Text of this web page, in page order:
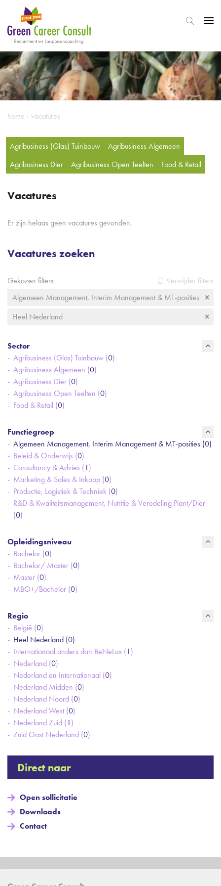
home › vacatures
Agribusiness (Glas) Tuinbouw
Agribusiness Algemeen
Agribusiness Dier
Agribusiness Open Teelten Food & Retail
Vacatures
Er zijn helaas geen vacatures gevonden.
Vacatures zoeken
Gekozen filters
Verwijder filters
Algemeen Management, Interim Management & MT-posities
Heel Nederland
Sector
Agribusiness (Glas) Tuinbouw (0)
Agribusiness Algemeen (0)
Agribusiness Dier (0)
Agribusiness Open Teelten (0)
Food & Retail (0)
Functiegroep
Algemeen Management, Interim Management & MT-posities (0)
Beleid & Onderwijs (0)
Consultancy & Advies (1)
Marketing & Sales & Inkoop (0)
Productie, Logistiek & Techniek (0)
R&D & Kwaliteitsmanagement, Nutritie & Veredeling Plant/Dier
(0)
Opleidingsniveau
Bachelor (0)
Bachelor/ Master (0)
Master (0)
MBO+/Bachelor (0)
Regio
België (0)
Heel Nederland (0)
Internationaal anders dan BeNeLux (1)
Nederland (0)
Nederland en Internationaal (0)
Nederland Midden (0)
Nederland Noord (0)
Nederland West (0)
Nederland Zuid (1)
Zuid Oost Nederland (0)
Direct naar
Open sollicitatie
Downloads
Contact